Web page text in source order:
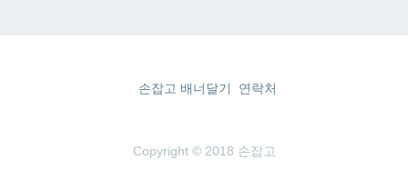
Copyright © 2018 손잡고
손잡고 배너달기 연락처